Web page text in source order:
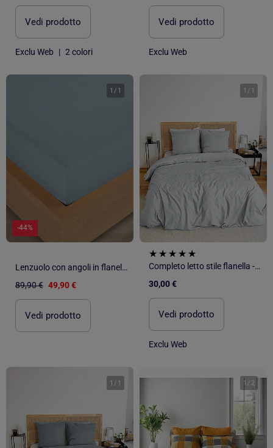
Vedi prodotto
Exclu Web | 2 colori
Vedi prodotto
Exclu Web
1 / 1
-44%
Lenzuolo con angoli in flanella di cotone
89,90 € 49,90 €
Vedi prodotto
1 / 1
Completo letto stile flanella - 2 piazze
30,00 €
Vedi prodotto
Exclu Web
1 / 1 1 / 2